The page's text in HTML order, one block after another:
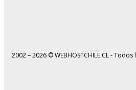
2002 – 2026 © WEBHOSTCHILE.CL -